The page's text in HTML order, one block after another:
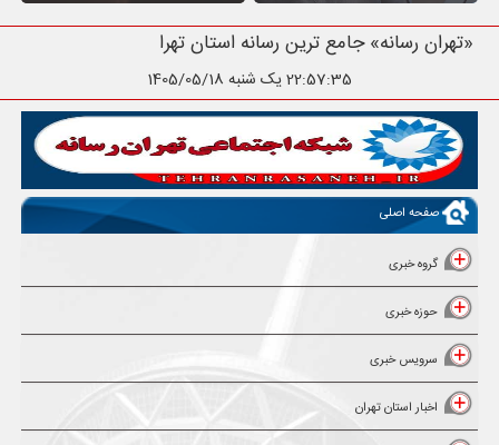
«تهران رسانه» جامع ترین رسانه استان
22:57:37یک شنبه 1405/05/18
صفحه اصلی
گروه خبری
حوزه خبری
سرویس خبری
اخبار استان تهران